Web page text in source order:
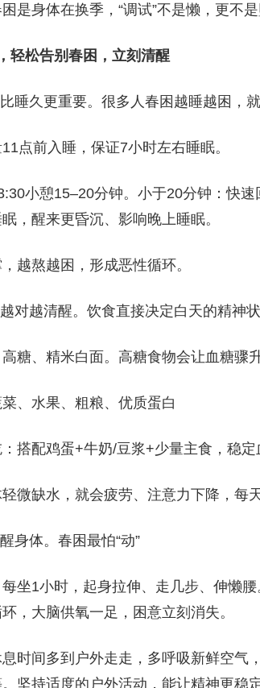
是身体在换季，“调试”不是懒，更不是
轻松告别春困，立刻清醒
睡久更重要。很多人春困越睡越困，
点前入睡，保证7小时左右睡眠。
小憩15–20分钟。小于20分钟：快
，醒来更昏沉、影响晚上睡眠。
越熬越困，形成恶性循环。
对越清醒。饮食直接决定白天的精神
糖、精米白面。高糖食物会让血糖骤
、水果、粗粮、优质蛋白
搭配鸡蛋+牛奶/豆浆+少量主食，稳定
微缺水，就会疲劳、注意力下降，每
身体。春困最怕“动”
坐1小时，起身拉伸、走几步、伸懒
，大脑供氧一足，困意立刻消失。
时间多到户外走走，多呼吸新鲜空气
坚持适度的户外活动，能让精神更稳